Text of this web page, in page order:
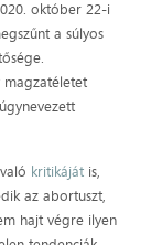
október 22-i
a súlyos
kritikáját is,
az abortuszt,
hajt végre ilyen